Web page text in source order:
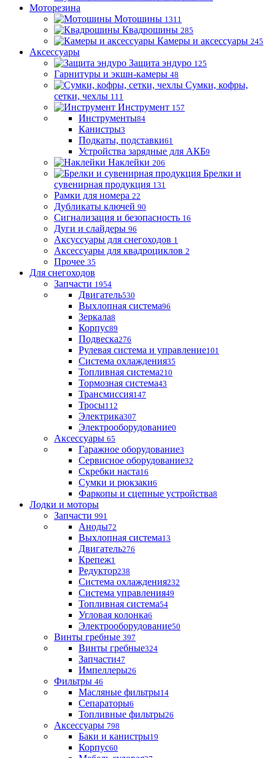
Моторезина
Мотошины 1311
Квадрошины 285
Камеры и аксессуары 245
Аксессуары
Защита эндуро 125
Гарнитуры и экшн-камеры 48
Сумки, кофры,
сетки, чехлы 111
Инструмент 157
Инструменты84
Канистры3
Подкаты, подставки61
Устройства зарядные для АКБ9
Наклейки 206
Брелки и
сувенирная продукция 131
Рамки для номера 22
Дубликаты ключей 90
Сигнализация и безопасность 16
Дуги и слайдеры 96
Аксуссуары для снегоходов 1
Аксессуары для квадроциклов 2
Прочее 35
Для снегоходов
Запчасти 1954
Двигатель530
Выхлопная система96
Зеркала8
Корпус89
Подвеска276
Рулевая система и управление101
Система охлаждения35
Топливная система210
Тормозная система43
Трансмиссия147
Тросы112
Электрика307
Электрооборудование0
Аксессуары 65
Гаражное оборудование3
Сервисное оборудование32
Скребки наста16
Сумки и рюкзаки6
Фаркопы и сцепные устройства8
Лодки и моторы
Запчасти 991
Аноды72
Выхлопная система13
Двигатель276
Крепеж1
Редуктор238
Система охлаждения232
Система управления49
Топливная система54
Угловая колонка6
Электрооборудование50
Винты гребные 397
Винты гребные324
Запчасти47
Импеллеры26
Фильтры 46
Масляные фильтры14
Сепараторы6
Топливные фильтры26
Аксессуары 798
Баки и канистры19
Корпус60